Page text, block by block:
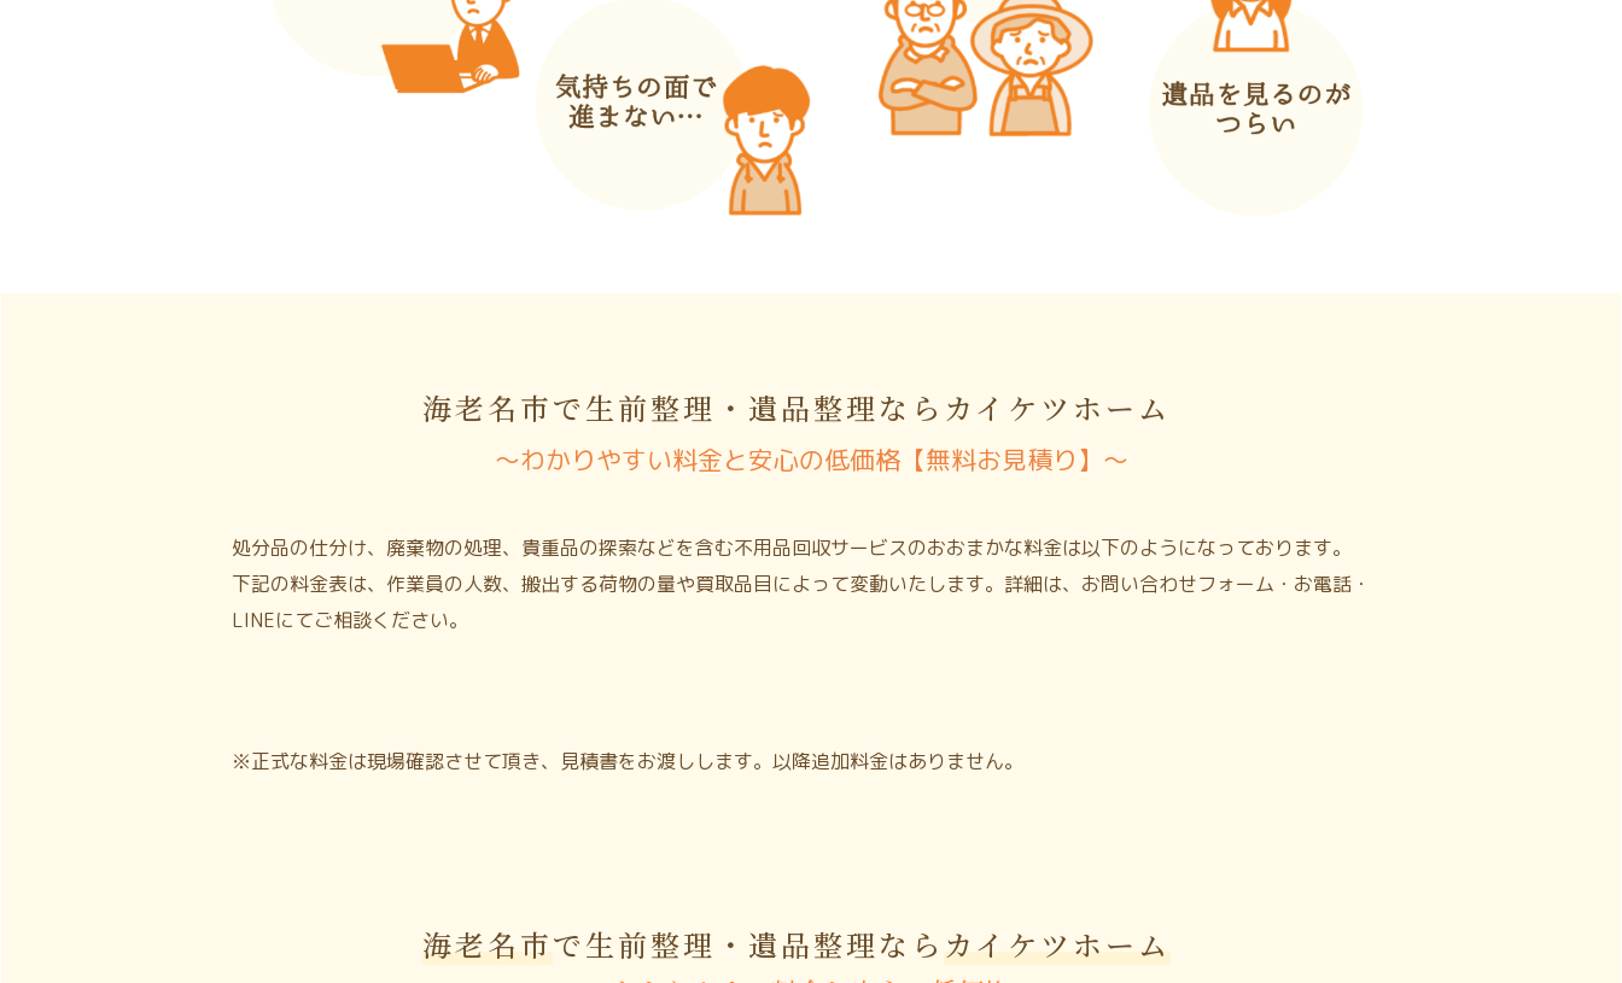
海老名市で生前整理・遺品整理ならカイケツホーム
〜わかりやすい料金と安心の低価格【無料お見積り】〜
処分品の仕分け、廃棄物の処理、貴重品の探索などを含む不用品回収サービスのおおまかな料金は以下のようになっております。
下記の料金表は、作業員の人数、搬出する荷物の量や買取品目によって変動いたします。詳細は、お問い合わせフォーム・お電話・
LINEにてご相談ください。
※正式な料金は現場確認させて頂き、見積書をお渡しします。以降追加料金はありません。
海老名市で生前整理・遺品整理なら カイケツホーム